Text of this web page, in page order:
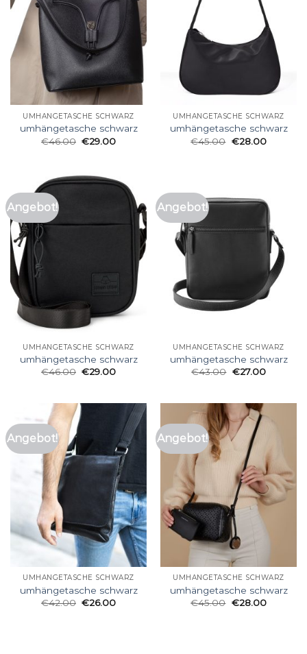
UMHÄNGETASCHE SCHWARZ
umhängetasche schwarz
€46.00 €29.00
UMHÄNGETASCHE SCHWARZ
umhängetasche schwarz
€45.00 €28.00
Angebot!
UMHÄNGETASCHE SCHWARZ
umhängetasche schwarz
€46.00 €29.00
Angebot!
UMHÄNGETASCHE SCHWARZ
umhängetasche schwarz
€43.00 €27.00
Angebot!
UMHÄNGETASCHE SCHWARZ
umhängetasche schwarz
€42.00 €26.00
Angebot!
UMHÄNGETASCHE SCHWARZ
umhängetasche schwarz
€45.00 €28.00